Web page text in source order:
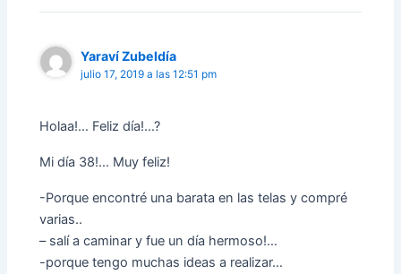
Yaraví Zubeldía
julio 17, 2019 a las 12:51 pm
Holaa!… Feliz día!…?
Mi día 38!… Muy feliz!
-Porque encontré una barata en las telas y compré
varias..
– salí a caminar y fue un día hermoso!…
-porque tengo muchas ideas a realizar…